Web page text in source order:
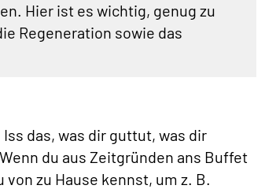
Hier ist es wichtig, genug zu
Regeneration sowie das
das, was dir guttut, was dir
du aus Zeitgründen ans Buffet
zu Hause kennst, um z. B.